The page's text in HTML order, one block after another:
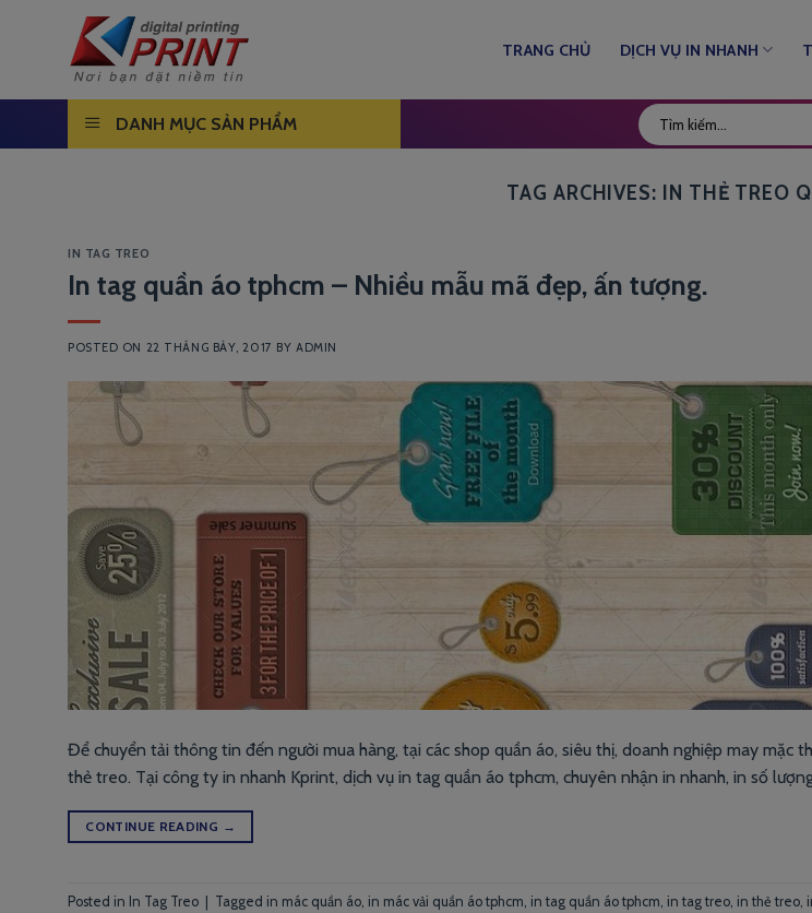
TRANG CHỦ DỊCH VỤ IN NHANH
DANH MỤC SẢN PHẨM
TAG ARCHIVES: IN THẺ TREO
IN TAG TREO
In tag quần áo tphcm – Nhiều mẫu mã đẹp, ấn tượng.
POSTED ON 22 THÁNG BẢY, 2017 BY ADMIN
Để chuyển tải thông tin đến người mua hàng, tại các shop quần áo, siêu thị, doanh nghiệp may mặc
thẻ treo. Tại công ty in nhanh Kprint, dịch vụ in tag quần áo tphcm, chuyên nhận in nhanh, in số
CONTINUE READING →
Posted in In Tag Treo Tagged in mác quần áo in mác vải quần áo tphcm in tag quần áo tphcm in tag treo in thẻ treo